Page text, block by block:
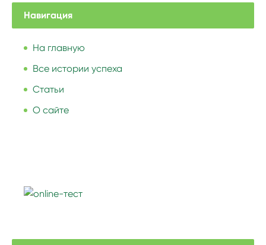
Навигация
На главную
Все истории успеха
Статьи
О сайте